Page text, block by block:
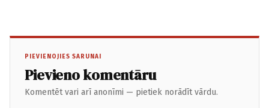
PIEVIENOJIES SARUNAI
Pievieno komentāru
Komentēt vari arī anonīmi — pietiek norādīt vārdu.